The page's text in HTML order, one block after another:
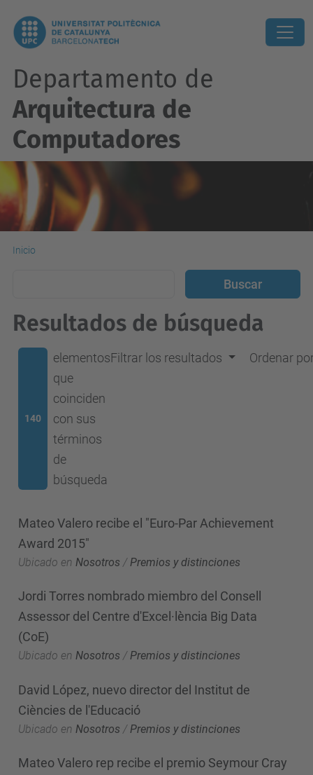
Departamento de
Arquitectura de
Computadores
Inicio
Resultados de búsqueda
140
elementos
que
coinciden
con sus
términos
de
búsqueda
Filtrar los resultados Ordenar
Mateo Valero recibe el "Euro-Par Achievement
Award 2015"
Ubicado en Nosotros / Premios y distinciones
Jordi Torres nombrado miembro del Consell
Assessor del Centre d'Excel·lència Big Data
(CoE)
Ubicado en Nosotros /Premios y distinciones
David López, nuevo director del Institut de
Ciències de l'Educació
Ubicado en Nosotros / Premios y distinciones
Mateo Valero rep recibe el premio Seymour Cray